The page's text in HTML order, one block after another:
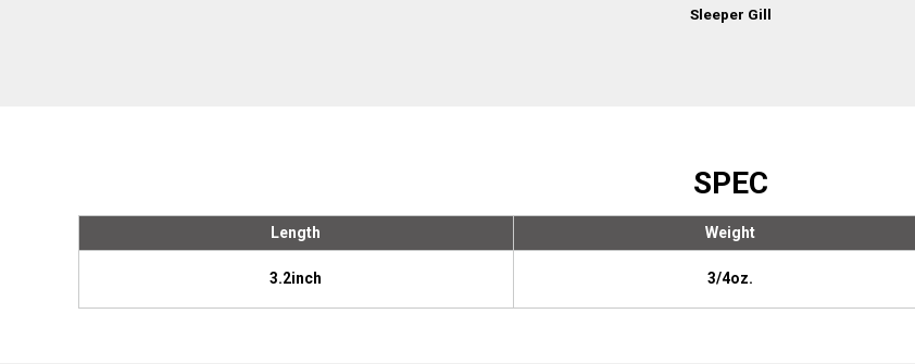
Sleeper Gill
SPEC
Length
3.2inch
Weight
3/4oz.